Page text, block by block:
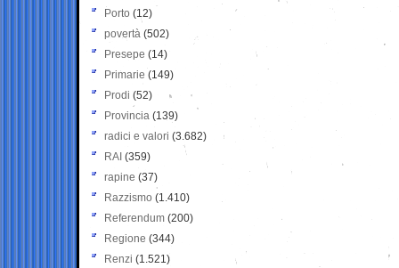
Porto (12)
povertà (502)
Presepe (14)
Primarie (149)
Prodi (52)
Provincia (139)
radici e valori (3.682)
RAI (359)
rapine (37)
Razzismo (1.410)
Referendum (200)
Regione (344)
Renzi (1.521)